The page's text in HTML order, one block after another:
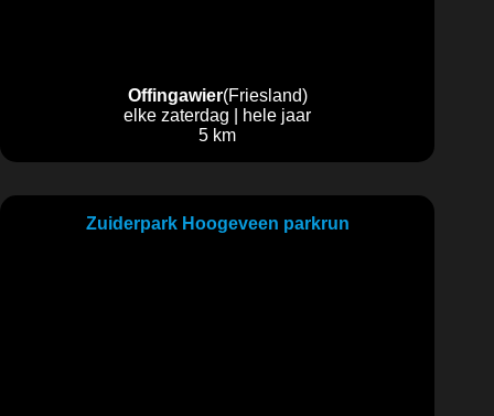
Offingawier(Friesland)
elke zaterdag | hele jaar
5 km
Zuiderpark Hoogeveen parkrun